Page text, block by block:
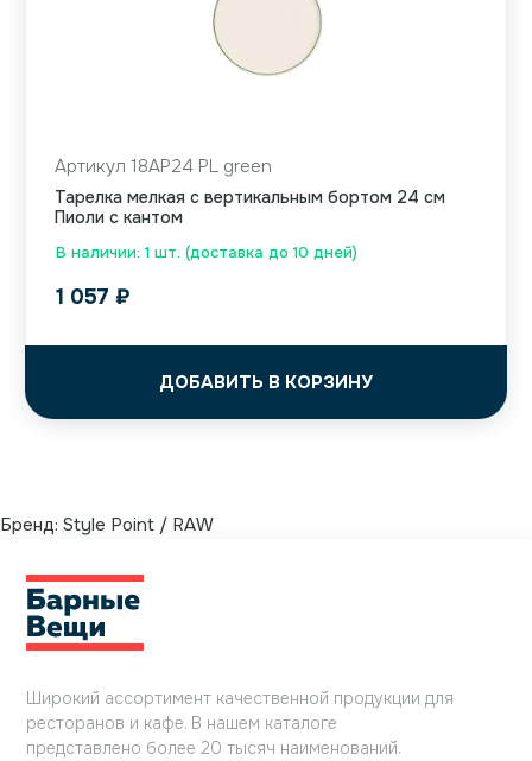
В наличии: 1 шт. (доставка до 10 дней)
Артикул 18AP24 PL green
Тарелка мелкая с вертикальным бортом 24 см
Пиоли с кантом
1 057 ₽
ДОБАВИТЬ В КОРЗИНУ
Бренд: Style Point / RAW
Широкий ассортимент качественной продукции для
ресторанов и кафе. В нашем каталоге
представлено более 20 тысяч наименований.